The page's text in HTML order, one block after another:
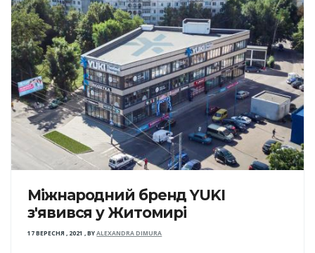
Міжнародний бренд YUKI
з'явився у Житомирі
17 ВЕРЕСНЯ , 2021 ,BYALEXANDRA DIMURA